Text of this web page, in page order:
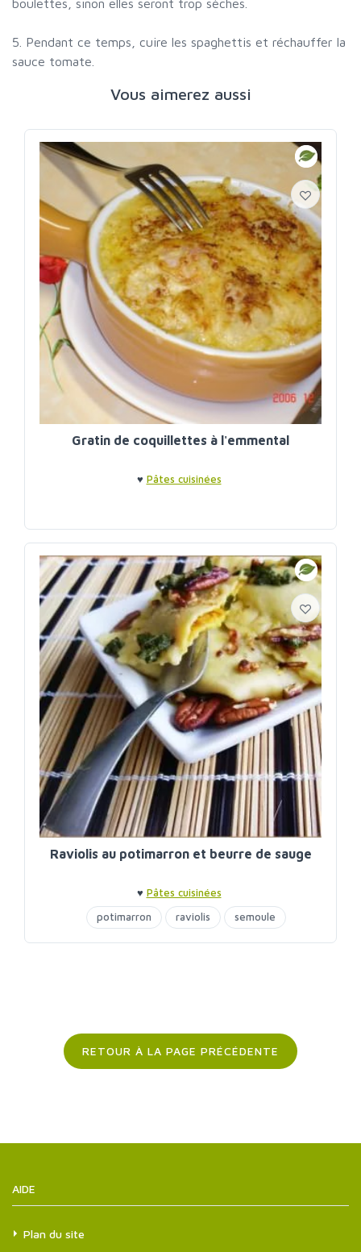
boulettes, sinon elles seront trop sèches.
5. Pendant ce temps, cuire les spaghettis et réchauffer la
sauce tomate.
Vous aimerez aussi
Gratin de coquillettes à l'emmental
♥ Pâtes cuisinées
Raviolis au potimarron et beurre de sauge
♥ Pâtes cuisinées
potimarron
raviolis semoule
RETOUR À LA PAGE PRÉCÉDENTE
AIDE
Plan du site